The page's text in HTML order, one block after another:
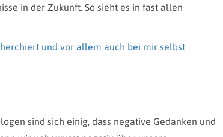
in der Zukunft. So sieht es in fast allen
und vor allem auch bei mir selbst
sind sich einig, dass negative Gedanken und